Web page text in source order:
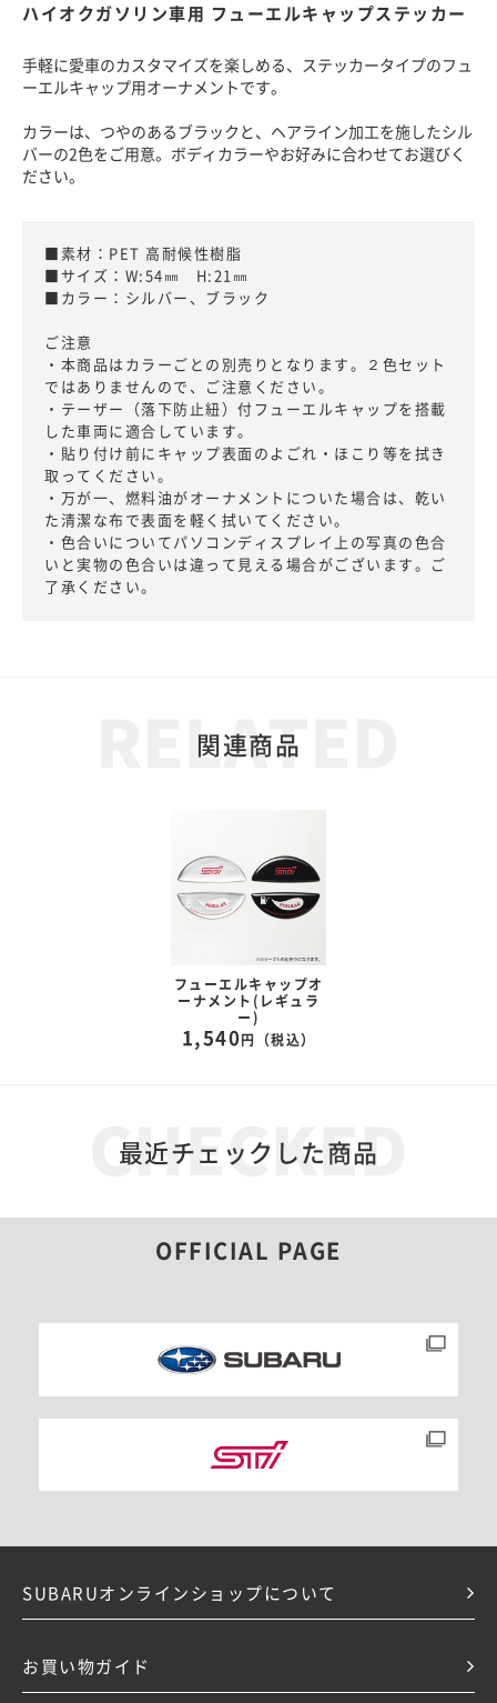
ハイオクガソリン車用 フューエルキャップステッカー
手軽に愛車のカスタマイズを楽しめる、ステッカータイプのフュ
ーエルキャップ用オーナメントです。
カラーは、つやのあるブラックと、ヘアライン加工を施したシル
バーの2色をご用意。ボディカラーやお好みに合わせてお選びく
ださい。
■素材：PET 高耐候性樹脂
■サイズ：W:54㎜ H:21㎜
■カラー：シルバー、ブラック
ご注意
・本商品はカラーごとの別売りとなります。２色セット
ではありませんので、ご注意ください。
・テーザー（落下防止紐）付フューエルキャップを搭載
した車両に適合しています。
・貼り付け前にキャップ表面のよごれ・ほこり等を拭き
取ってください。
・万が一、燃料油がオーナメントについた場合は、乾い
た清潔な布で表面を軽く拭いてください。
・色合いについてパソコンディスプレイ上の写真の色合
いと実物の色合いは違って見える場合がございます。ご
了承ください。
関連商品
フューエルキャップオ
ーナメント(レギュラ
ー)
1,540 円（税込）
最近チェックした商品
OFFICIAL PAGE
SUBARUオンラインショップについて
お買い物ガイド